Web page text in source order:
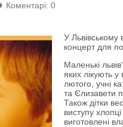
Коментарі: 0
У Львівському
концерт для
Маленькі
яких лікують
лютого, учні
та Єлизавети
Також дітки
виступу
виготовлені